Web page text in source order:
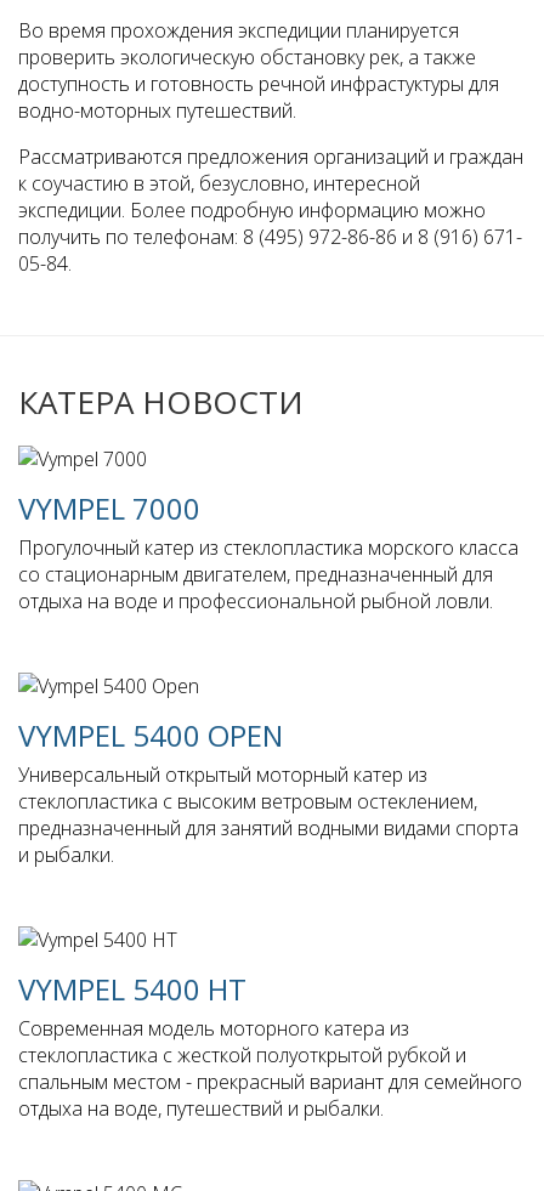
Во время прохождения экспедиции планируется
проверить экологическую обстановку рек, а также
доступность и готовность речной инфрастуктуры для
водно-моторных путешествий.
Рассматриваются предложения организаций и граждан
к соучастию в этой, безусловно, интересной
экспедиции. Более подробную информацию можно
получить по телефонам: 8 (495) 972-86-86 и 8 (916) 671-
05-84.
КАТЕРА НОВОСТИ
VYMPEL 7000
Прогулочный катер из стеклопластика морского класса
со стационарным двигателем, предназначенный для
отдыха на воде и профессиональной рыбной ловли.
VYMPEL 5400 OPEN
Универсальный открытый моторный катер из
стеклопластика с высоким ветровым остеклением,
предназначенный для занятий водными видами спорта
и рыбалки.
VYMPEL 5400 HT
Современная модель моторного катера из
стеклопластика с жесткой полуоткрытой рубкой и
спальным местом - прекрасный вариант для семейного
отдыха на воде, путешествий и рыбалки.